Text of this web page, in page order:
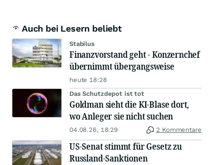
Auch bei Lesern beliebt
Stabilus
Finanzvorstand geht - Konzernchef
übernimmt übergangsweise
heute 18:28
Das Schutzdepot ist tot
Goldman sieht die KI-Blase dort,
wo Anleger sie nicht suchen
04.08.26, 18:29 2 Kommentare
US-Senat stimmt für Gesetz zu
Russland-Sanktionen